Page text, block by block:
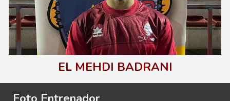
EL MEHDI BADRANI